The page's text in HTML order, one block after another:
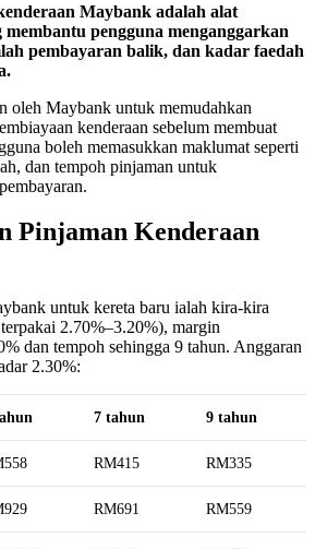
Maybank adalah alat
pengguna menganggarkan
pembayaran balik, dan kadar faedah
oleh Maybank untuk memudahkan
kenderaan sebelum membuat
boleh memasukkan maklumat seperti
dan tempoh pinjaman untuk
Pinjaman Kenderaan
untuk kereta baru ialah kira-kira
2.70%–3.20%), margin
dan tempoh sehingga 9 tahun. Anggaran
2.30%:
7 tahun 9 tahun
RM415 RM335
RM691 RM559